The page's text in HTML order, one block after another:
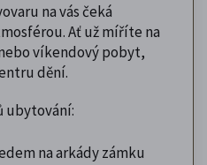
na vás čeká
Ať už míříte na
víkendový pobyt,
dění.
ubytování:
na arkády zámku